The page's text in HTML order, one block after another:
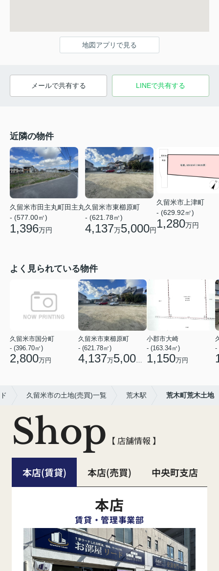
地図アプリで見る
メールで共有する LINEで共有する
近隣の物件
久留米市田主丸町田主丸
- (577.00㎡)
1,396万円
久留米市東櫛原町
- (621.78㎡)
4,137万5,000円
久留米市上津町
- (629.92㎡)
1,280万円
よく見られている物件
久留米市国分町
- (396.70㎡)
2,800万円
久留米市東櫛原町
- (621.78㎡)
4,137万5,000 円
小郡市大崎
- (163.34㎡)
1,150万円
-
久留米市の土地(売買)一覧 荒木駅 荒木町荒木土地
Shop 【 店舗情報 】
本店(賃貸) 本店(売買) 中央町支店
本店
賃貸・管理事業部